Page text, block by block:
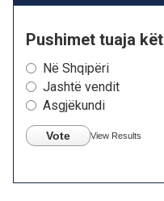
Pushimet tuaja
Në Shqipëri
Jashtë vendit
Asgjëkundi
Vote View Results